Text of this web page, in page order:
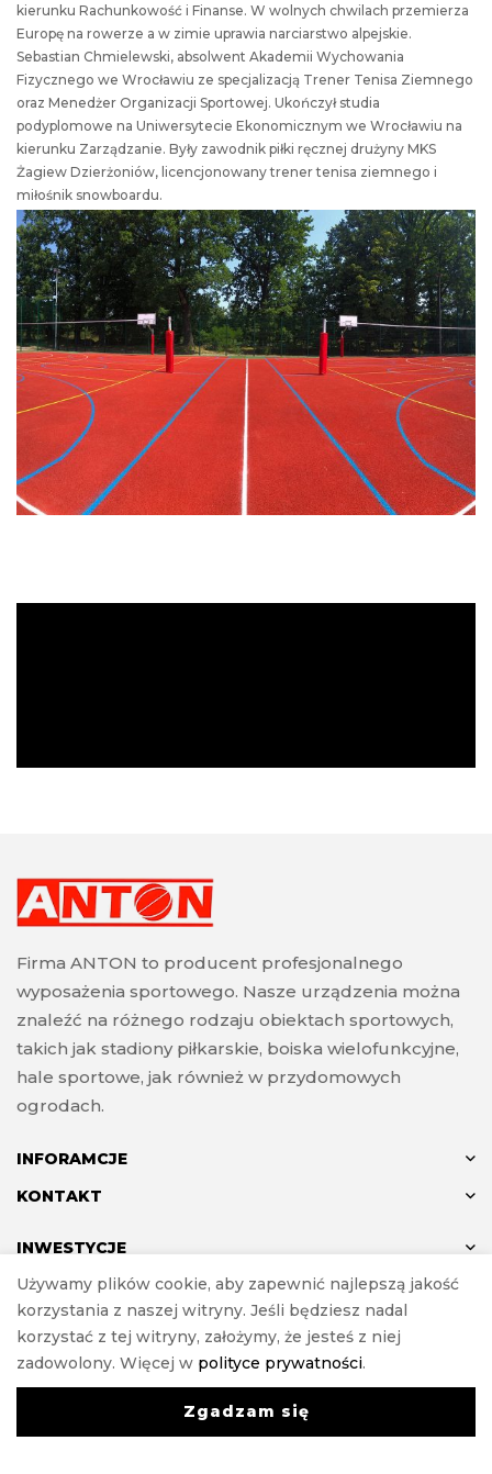
kierunku Rachunkowość i Finanse. W wolnych chwilach przemierza
Europę na rowerze a w zimie uprawia narciarstwo alpejskie.
Sebastian Chmielewski, absolwent Akademii Wychowania
Fizycznego we Wrocławiu ze specjalizacją Trener Tenisa Ziemnego
oraz Menedżer Organizacji Sportowej. Ukończył studia
podyplomowe na Uniwersytecie Ekonomicznym we Wrocławiu na
kierunku Zarządzanie. Były zawodnik piłki ręcznej drużyny MKS
Żagiew Dzierżoniów, licencjonowany trener tenisa ziemnego i
miłośnik snowboardu.
Firma ANTON to producent profesjonalnego
wyposażenia sportowego. Nasze urządzenia można
znaleźć na różnego rodzaju obiektach sportowych,
takich jak stadiony piłkarskie, boiska wielofunkcyjne,
hale sportowe, jak również w przydomowych
ogrodach.
INFORAMCJE
KONTAKT
INWESTYCJE
© ANTON 2024
Realizacjae-Sklepy Investnet
Używamy plików cookie, aby zapewnić najlepszą jakość
korzystania z naszej witryny. Jeśli będziesz nadal
korzystać z tej witryny, założymy, że jesteś z niej
zadowolony. Więcej w polityce prywatności.
Zgadzam się